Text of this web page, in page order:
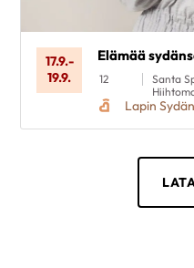
17.9.-
19.9.
Elämää
12
Santa
Lapin